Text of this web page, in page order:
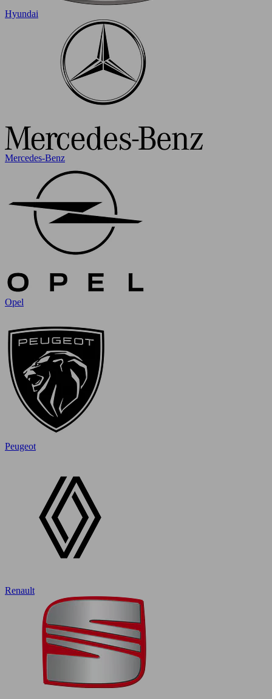
Hyundai
Mercedes-Benz
Opel
Peugeot
Renault